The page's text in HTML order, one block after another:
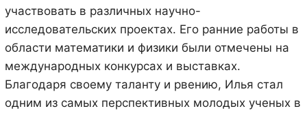
участвовать в различных научно-
исследовательских проектах. Его ранние работы в
области математики и физики были отмечены на
международных конкурсах и выставках.
Благодаря своему таланту и рвению, Илья стал
одним из самых перспективных молодых ученых в